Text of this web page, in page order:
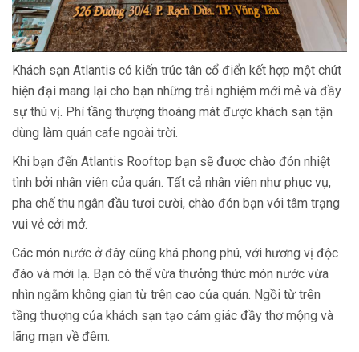
Khách sạn Atlantis có kiến trúc tân cổ điển kết hợp một chút
hiện đại mang lại cho bạn những trải nghiệm mới mẻ và đầy
sự thú vị. Phí tầng thượng thoáng mát được khách sạn tận
dùng làm quán cafe ngoài trời.
Khi bạn đến Atlantis Rooftop bạn sẽ được chào đón nhiệt
tình bởi nhân viên của quán. Tất cả nhân viên như phục vụ,
pha chế thu ngân đầu tươi cười, chào đón bạn với tâm trạng
vui vẻ cởi mở.
Các món nước ở đây cũng khá phong phú, với hương vị độc
đáo và mới lạ. Bạn có thể vừa thưởng thức món nước vừa
nhìn ngắm không gian từ trên cao của quán. Ngồi từ trên
tầng thượng của khách sạn tạo cảm giác đầy thơ mộng và
lãng mạn về đêm.